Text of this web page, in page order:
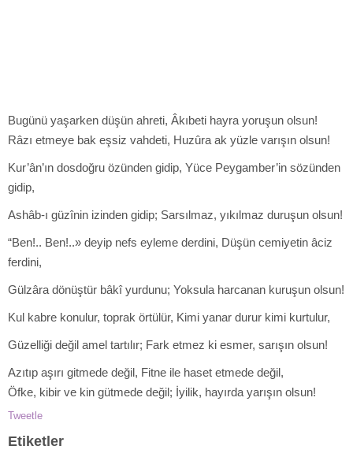
Bugünü yaşarken düşün ahreti, Âkıbeti hayra yoruşun olsun!
Râzı etmeye bak eşsiz vahdeti, Huzûra ak yüzle varışın olsun!
Kur’ân’ın dosdoğru özünden gidip, Yüce Peygamber’in sözünden
gidip,
Ashâb-ı güzînin izinden gidip; Sarsılmaz, yıkılmaz duruşun olsun!
“Ben!.. Ben!..» deyip nefs eyleme derdini, Düşün cemiyetin âciz
ferdini,
Gülzâra dönüştür bâkî yurdunu; Yoksula harcanan kuruşun olsun!
Kul kabre konulur, toprak örtülür, Kimi yanar durur kimi kurtulur,
Güzelliği değil amel tartılır; Fark etmez ki esmer, sarışın olsun!
Azıtıp aşırı gitmede değil, Fitne ile haset etmede değil,
Öfke, kibir ve kin gütmede değil; İyilik, hayırda yarışın olsun!
Tweetle
Etiketler